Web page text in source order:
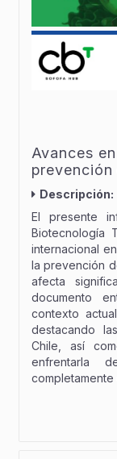
Avances
prevención
Descripción:
El presente
Biotecnología
internacional
la prevención
afecta
documento
contexto
destacando
Chile, así
enfrentarla